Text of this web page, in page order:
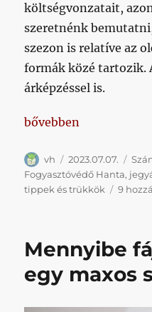
költségvonzatait,
szeretnénk
szezon is relatíve az
formák közé tartozik.
árképzéssel is.
„Mennyibe fáj
bővebben
Szerző
vh Közzétéve
2023.07.07.
Fogyasztóvédő Hanta,
tippek és trükkök
9
Mennyibe
egy maxos